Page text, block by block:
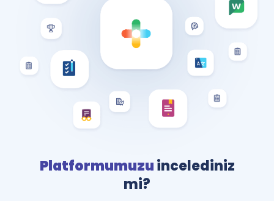
Platformumuzuincelediniz
mi?